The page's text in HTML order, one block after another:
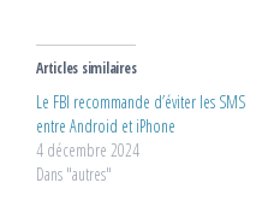
Articles similaires
Le FBI recommande d’éviter les SMS
entre Android et iPhone
4 décembre 2024
Dans "autres"